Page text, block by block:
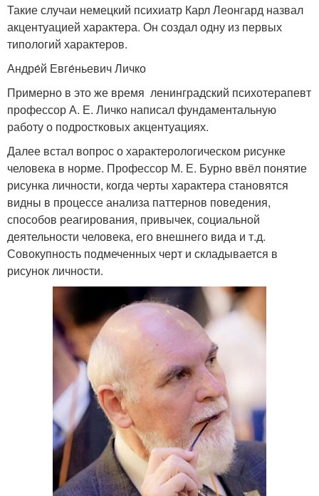
Такие случаи немецкий психиатр Карл Леонгард назвал
акцентуацией характера. Он создал одну из первых
типологий характеров.
Андре́й Евге́ньевич Личко
Примерно в это же время ленинградский психотерапевт
профессор А. Е. Личко написал фундаментальную
работу о подростковых акцентуациях.
Далее встал вопрос о характерологическом рисунке
человека в норме. Профессор М. Е. Бурно ввёл понятие
рисунка личности, когда черты характера становятся
видны в процессе анализа паттернов поведения,
способов реагирования, привычек, социальной
деятельности человека, его внешнего вида и т.д.
Совокупность подмеченных черт и складывается в
рисунок личности.